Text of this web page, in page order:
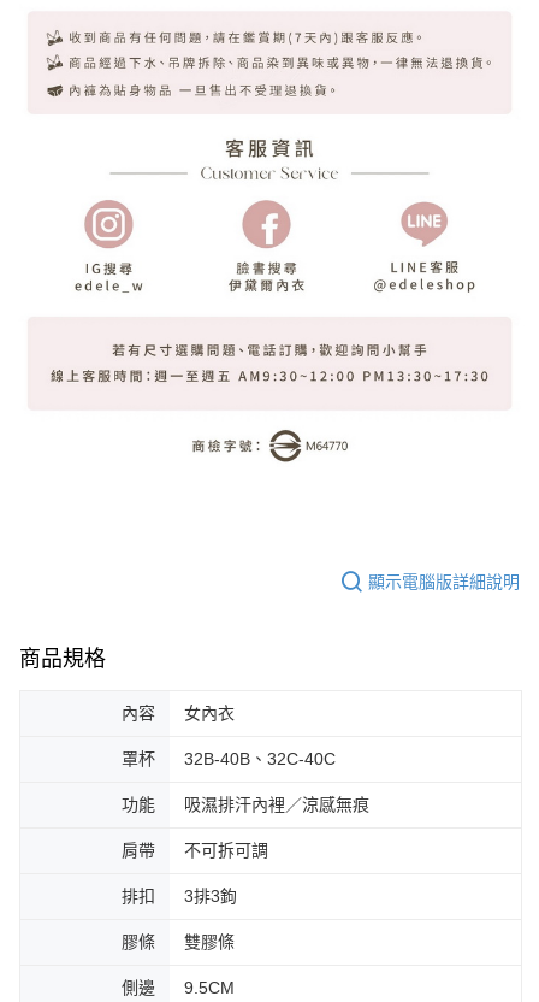
顯示電腦版詳細說明
商品規格
內容 女內衣
罩杯 32B-40B、32C-40C
功能 吸濕排汗內裡／涼感無痕
肩帶 不可拆可調
排扣 3排3鉤
膠條 雙膠條
側邊 9.5CM